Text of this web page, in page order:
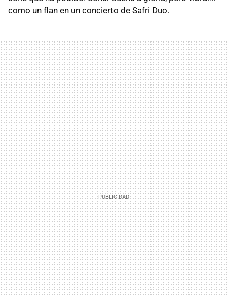
como un flan en un concierto de Safri Duo.